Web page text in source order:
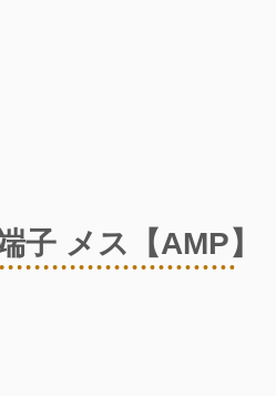
子 メス【AMP】